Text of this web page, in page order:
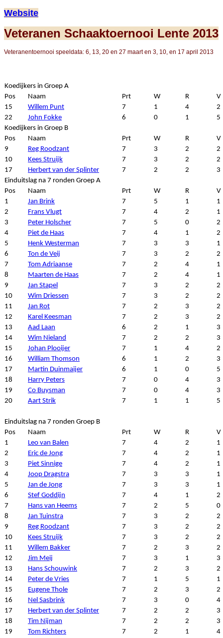
Website
Veteranen Schaaktoernooi Lente 2013
Veteranentoernooi speeldata: 6, 13, 20 en 27 maart en 3, 10, en 17 april 2013
Koedijkers in Groep A
Pos
Naam Prt W R
V
15
Willem Punt 7 1 4
2
22
John Fokke 6 0 1
5
Koedijkers in Groep B
Pos
Naam Prt W R
V
9
Reg Roodzant 7 3 2
2
10
Kees Struijk 7 3 2
2
17
Herbert van der Splinter 7 2 2
3
Einduitslag na 7 ronden Groep A
Pos
Naam Prt W R
V
1
Jan Brink 7 5 1
1
2
Frans Vlugt 7 4 2
1
3
Peter Holscher 7 5 0
2
4
Piet de Haas 7 4 1
2
5
Henk Westerman 7 3 3
1
6
Ton de Veij 7 3 2
2
7
Tom Adriaanse 7 2 4
1
8
Maarten de Haas 7 2 4
1
9
Jan Stapel 7 3 2
2
10
Wim Driessen 7 3 2
2
11
Jan Rot 7 2 3
2
12
Karel Keesman 7 2 3
2
13
Aad Laan 6 2 1
3
14
Wim Nieland 7 2 2
3
15
Johan Plooijer 7 1 4
2
16
William Thomson 6 1 2
3
17
Martin Duinmaijer 6 1 0
5
18
Harry Peters 7 0 4
3
19
Co Buysman 7 0 4
3
20
Aart Strik 7 1 1 5
Einduitslag na 7 ronden Groep B
Pos
Naam Prt W R
V
1
Leo van Balen 7 4 2
1
2
Eric de Jong 7 4 2
1
3
Piet Sinnige 7 4 2
1
4
Joop Dragstra 7 3 3
1
5
Jan de Jong 7 3 3
1
6
Stef Goddijn 7 4 1
2
7
Hans van Heems 7 2 5
0
8
Jan Tuinstra 7 3 2
2
9
Reg Roodzant 7 3 2
2
10
Kees Struijk 7 3 2
2
11
Willem Bakker 7 2 3
2
12
Jim Meij 7 3 1
3
13
Hans Schouwink 7 2 3
2
14
Peter de Vries 7 1 5
1
15
Eugene Thole 7 2 3
2
16
Nel Sasbrink 7 3 0
4
17
Herbert van der Splinter 7 2 2
3
18
Tim Nijman 7 2 2
3
19
Tom Richters 7 2 1
4